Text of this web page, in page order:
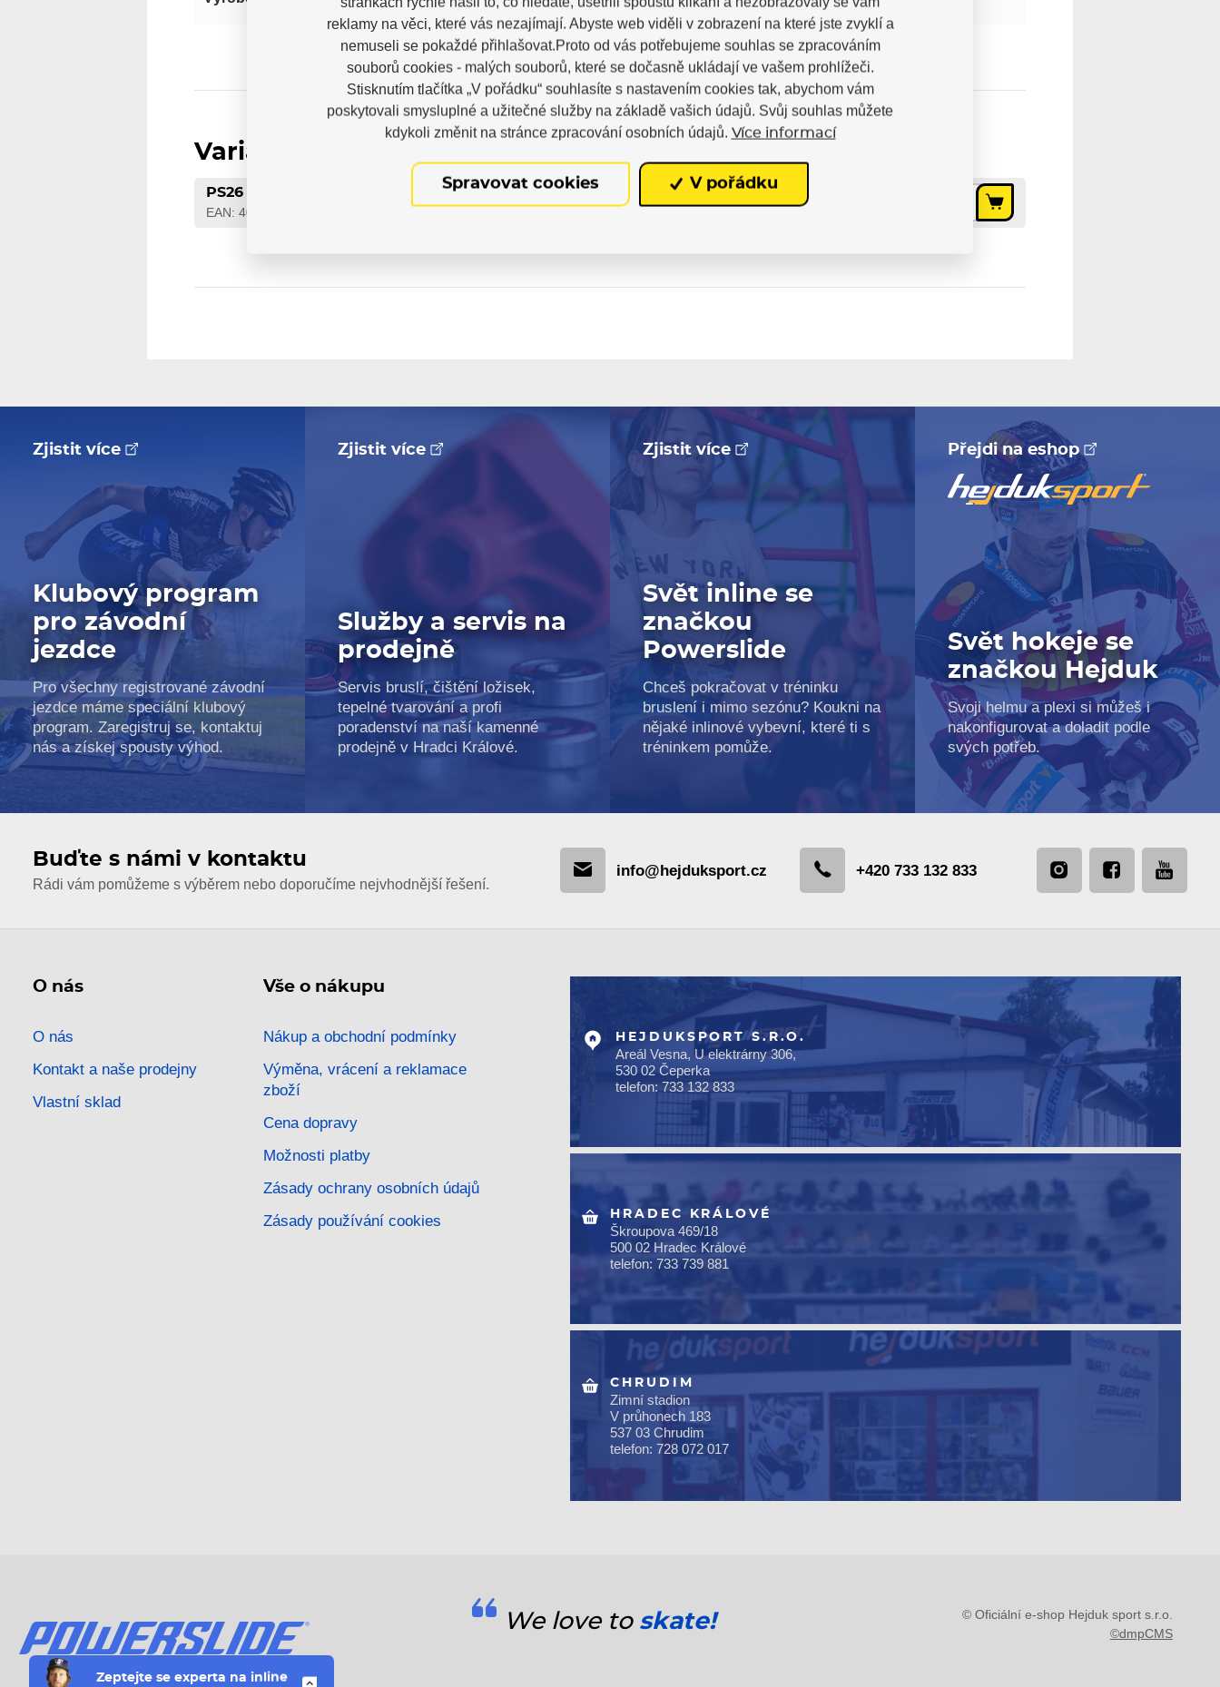
Varianty
PS26
EAN: 4040333448090
Skladem 7-10 pracovních dní
Zjistit více
Klubový program
pro závodní
jezdce
Pro všechny registrované závodní
jezdce máme speciální klubový
program. Zaregistruj se, kontaktuj
nás a získej spousty výhod.
Zjistit více
Služby a servis na
prodejně
Servis bruslí, čištění ložisek,
tepelné tvarování a profi
poradenství na naší kamenné
prodejně v Hradci Králové.
Zjistit více
Svět inline se
značkou
Powerslide
Chceš pokračovat v tréninku
bruslení i mimo sezónu? Koukni na
nějaké inlinové vybevní, které ti s
tréninkem pomůže.
Přejdi na eshop
Svět hokeje se
značkou Hejduk
Svoji helmu a plexi si můžeš i
nakonfigurovat a doladit podle
svých potřeb.
Buďte s námi v kontaktu
Rádi vám pomůžeme s výběrem nebo doporučíme nejvhodnější řešení.
info@hejduksport.cz +420 733 132 833
O nás
O nás
Kontakt a naše prodejny
Vlastní sklad
Vše o nákupu
Nákup a obchodní podmínky
Výměna, vrácení a reklamace
zboží
Cena dopravy
Možnosti platby
Zásady ochrany osobních údajů
Zásady používání cookies
HEJDUKSPORT S.R.O.
Areál Vesna, U elektrárny 306,
530 02 Čeperka
telefon: 733 132 833
HRADEC KRÁLOVÉ
Škroupova 469/18
500 02 Hradec Králové
telefon: 733 739 881
CHRUDIM
Zimní stadion
V průhonech 183
537 03 Chrudim
telefon: 728 072 017
We love to skate!
© Oficiální e-shop Hejduk sport s.r.o.
©dmpCMS
Zeptejte se experta na inline
reklamy na věci, které vás nezajímají. Abyste web viděli v zobrazení na které jste zvyklí a
nemuseli se pokaždé přihlašovat.Proto od vás potřebujeme souhlas se zpracováním
souborů cookies - malých souborů, které se dočasně ukládají ve vašem prohlížeči.
Stisknutím tlačítka „V pořádku“ souhlasíte s nastavením cookies tak, abychom vám
poskytovali smysluplné a užitečné služby na základě vašich údajů. Svůj souhlas můžete
kdykoli změnit na stránce zpracování osobních údajů. Více informací
Spravovat cookies V pořádku